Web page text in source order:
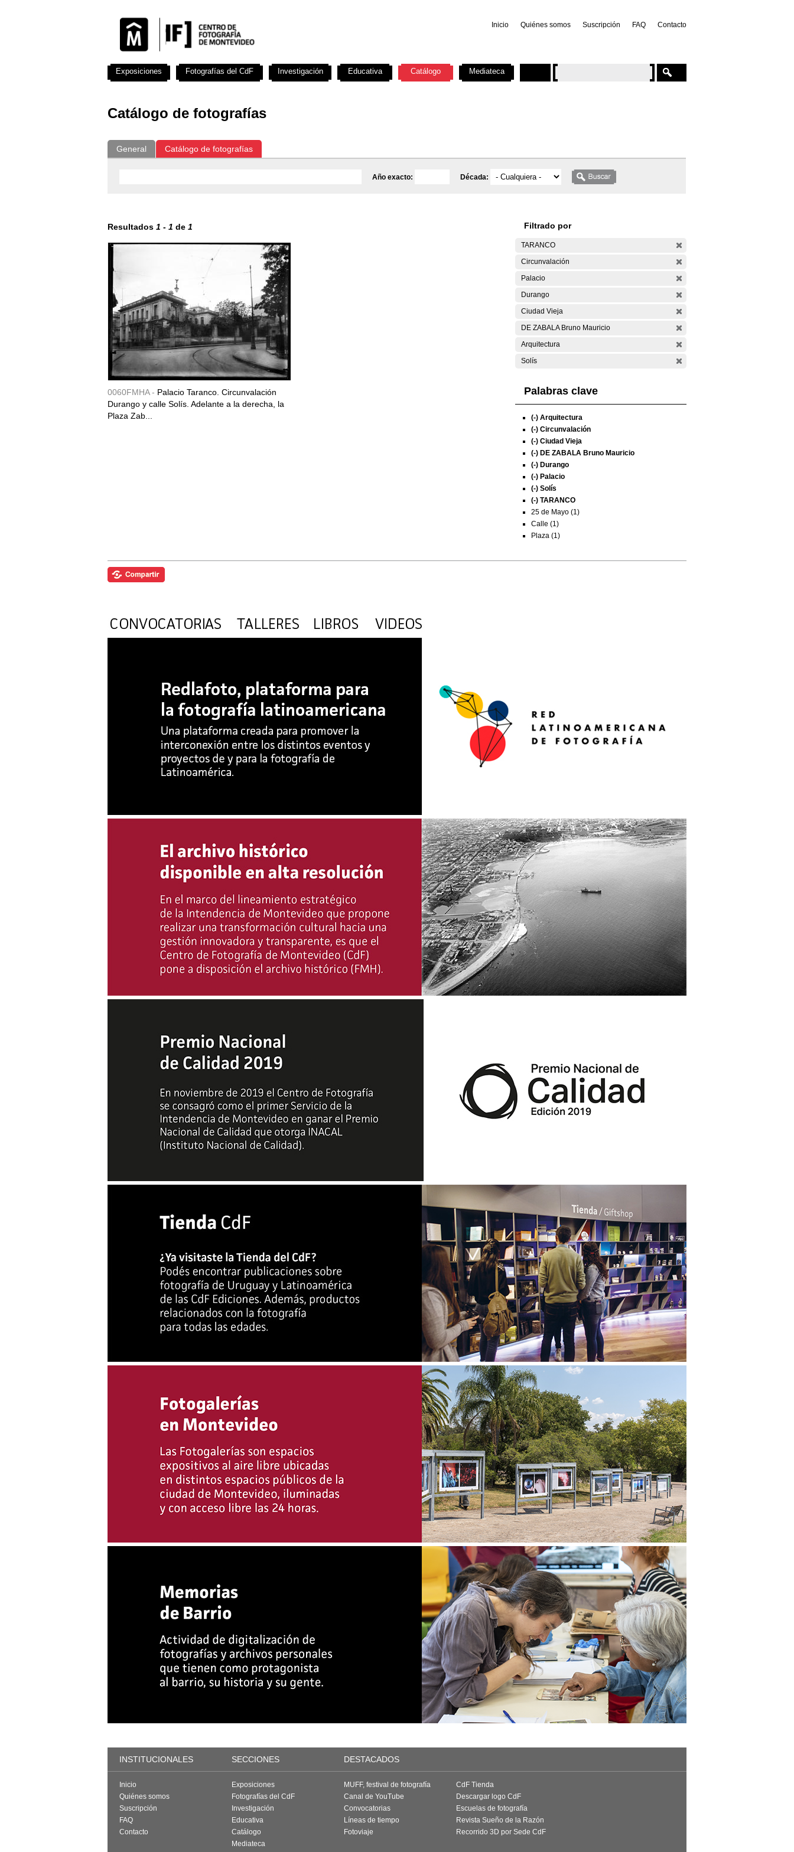
Inicio Quiénes somos Suscripción FAQ Contacto
Catálogo de fotografías
General Catálogo de fotografías
Año exacto: Década:
Resultados 1 - 1 de 1
0060FMHA - Palacio Taranco. Circunvalación
Durango y calle Solís. Adelante a la derecha, la
Plaza Zab...
Filtrado por
TARANCO
Circunvalación
Palacio
Durango
Ciudad Vieja
DE ZABALA Bruno Mauricio
Arquitectura
Solís
Palabras clave
(-) Arquitectura
(-) Circunvalación
(-) Ciudad Vieja
(-) DE ZABALA Bruno Mauricio
(-) Durango
(-) Palacio
(-) Solís
(-) TARANCO
25 de Mayo (1)
Calle (1)
Plaza (1)
Exposiciones Fotografías del CdF Investigación Educativa Catálogo Mediateca
INSTITUCIONALES SECCIONES DESTACADOS
Inicio
Quiénes somos
Suscripción
FAQ
Contacto
Exposiciones
Fotografías del CdF
Investigación
Educativa
Catálogo
Mediateca
MUFF, festival de fotografía
Canal de YouTube
Convocatorias
Líneas de tiempo
Fotoviaje
CdF Tienda
Descargar logo CdF
Escuelas de fotografía
Revista Sueño de la Razón
Recorrido 3D por Sede CdF